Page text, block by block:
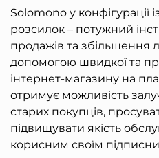
Solomono у конфігурації
розсилок – потужний
продажів та збільшення
допомогою швидкої та
інтернет-магазину на
отримує можливість
старих покупців,
підвищувати якість
корисним своїм